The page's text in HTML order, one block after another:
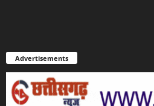
Advertisements